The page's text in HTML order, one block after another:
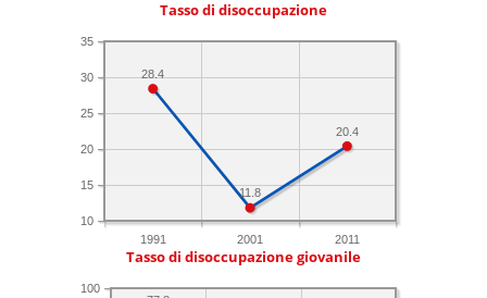
Tasso di disoccupazione
1991 2001 2011
10
15
20
25
30
35
20.4
11.8
28.4
Tasso di disoccupazione giovanile
100